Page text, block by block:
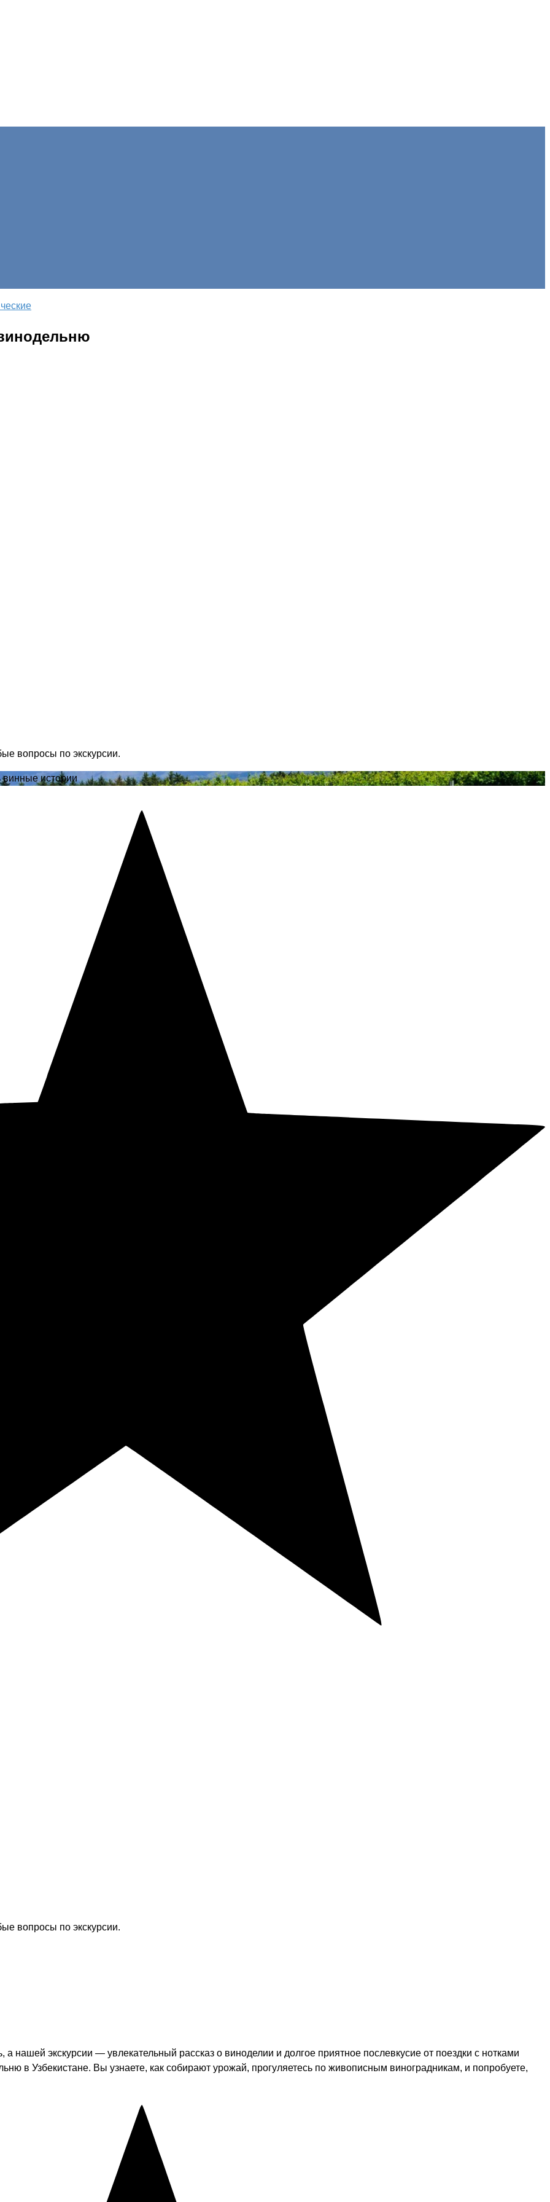
вопросы по экскурсии.
винные истории
вопросы по экскурсии.
а нашей экскурсии — увлекательный рассказ о виноделии и долгое приятное послевкусие от поездки с нотками
в Узбекистане. Вы узнаете, как собирают урожай, прогуляетесь по живописным виноградникам, и попробуете,